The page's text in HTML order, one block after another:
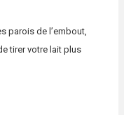
parois de l’embout,
tirer votre lait plus